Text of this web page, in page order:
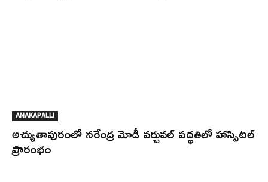
ANAKAPALLI
అచ్యుతాపురంలో నరేంద్ర మోడీ వర్చువల్ పద్ధతిలో హాస్పిటల్
ప్రారంభం